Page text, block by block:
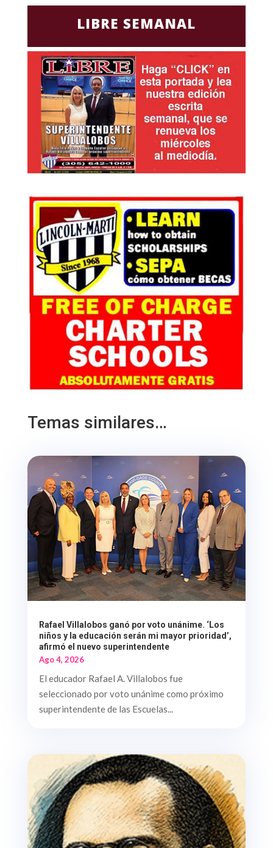
LIBRE SEMANAL
Temas similares…
Rafael Villalobos ganó por voto unánime. ‘Los
niños y la educación serán mi mayor prioridad’,
afirmó el nuevo superintendente
Ago 4, 2026
El educador Rafael A. Villalobos fue
seleccionado por voto unánime como próximo
superintendente de las Escuelas...